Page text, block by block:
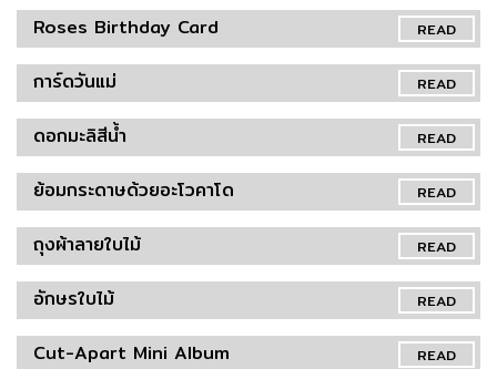
READ
Roses Birthday Card
READ
การ์ดวันแม่
READ
ดอกมะลิสีน้ำ
READ
ย้อมกระดาษด้วยอะโวคาโด
READ
ถุงผ้าลายใบไม้
READ
อักษรใบไม้
READ
Cut-Apart Mini Album